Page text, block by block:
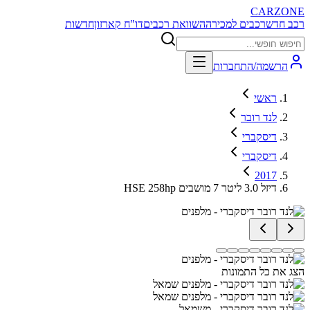
CARZONE
רכב חדשרכבים למכירההשוואת רכביםדו"ח קארזוןחדשות
הרשמה/התחברות
ראשי
לנד רובר
דיסקברי
דיסקברי
2017
HSE 258hp דיזל 3.0 ליטר 7 מושבים
הצג את כל התמונות